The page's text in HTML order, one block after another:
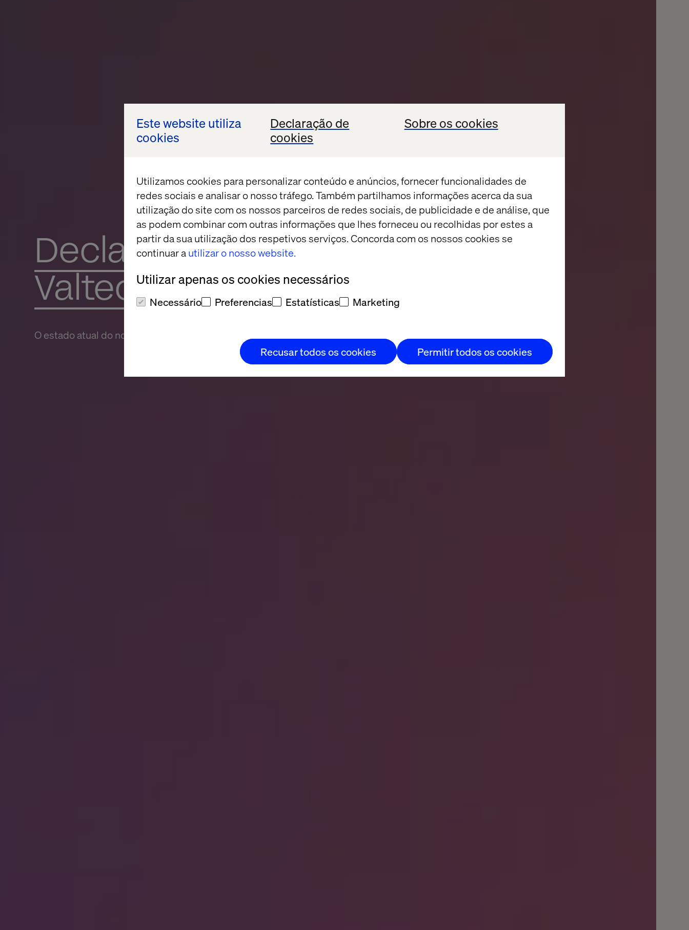
Este website utiliza
cookies
Declaração de
cookies
Sobre os cookies
Utilizamos cookies para personalizar conteúdo e anúncios, fornecer funcionalidades de
redes sociais e analisar o nosso tráfego. Também partilhamos informações acerca da sua
utilização do site com os nossos parceiros de redes sociais, de publicidade e de análise, que
as podem combinar com outras informações que lhes forneceu ou recolhidas por estes a
partir da sua utilização dos respetivos serviços. Concorda com os nossos cookies se
continuar autilizar o nosso website.
Utilizar apenas os cookies necessários
Necessário Preferencias Estatísticas Marketing
Recusar todos os cookies Permitir todos os cookies
Declaração de acessibilidade da
Valtech
O estado atual do nosso site.